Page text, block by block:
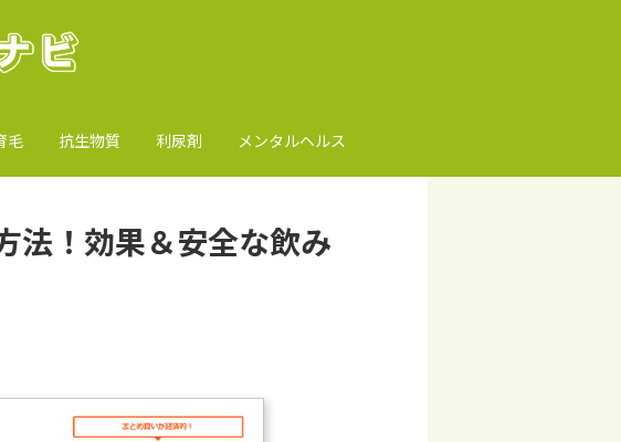
毛 抗生物質 利尿剤 メンタルヘルス
法！効果＆安全な飲み